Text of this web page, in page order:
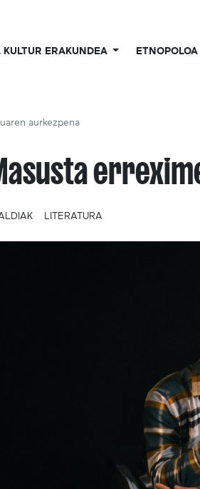
KULTUR ERAKUNDEA ETNOPOLOA
aurkezpena
LITERATURA